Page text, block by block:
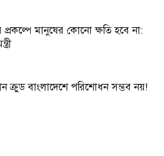
মানুষের কোনো ক্ষতি হবে না:
ক্রুড বাংলাদেশে পরিশোধন সম্ভব নয়!